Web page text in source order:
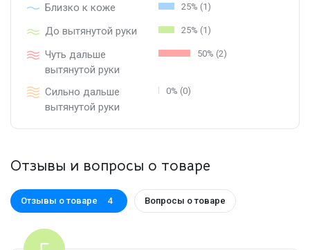
Близко к коже 25% (1)
До вытянутой руки 25% (1)
Чуть дальше
вытянутой руки
50% (2)
Сильно дальше
вытянутой руки
0% (0)
Отзывы и вопросы о товаре
Отзывы о товаре 4 Вопросы о товаре